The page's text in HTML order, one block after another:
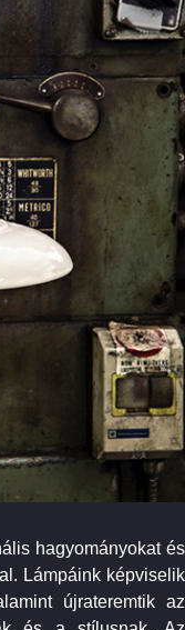
hagyományokat és
Lámpáink képviselik
újrateremtik az